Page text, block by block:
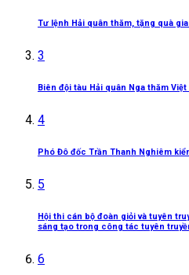
Tư lệnh Hải quân thăm, tặng quà
3
Biên đội tàu Hải quân Nga thăm Việt
4
Phó Đô đốc Trần Thanh Nghiêm
5
Hội thi cán bộ đoàn giỏi và tuyên
sáng tạo trong công tác tuyên
6